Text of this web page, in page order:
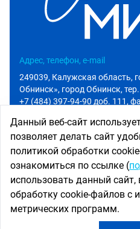
Адрес, телефон, e-mail
249039, Калужская область,
Обнинск», город Обнинск,
+7 (484) 397-94-90 доб. 111 ,
Приемная комиссия
Абитуриенту
+7 (484) 397-94-90 доб. 801
priem@iate.obninsk.ru
Использование новостных
только при наличии активной
Данный веб-сайт
позволяет делать сайт
политикой обработки
ознакомиться по ссылке (
использовать данный сайт,
обработку cookie-файлов с
метрических программ.